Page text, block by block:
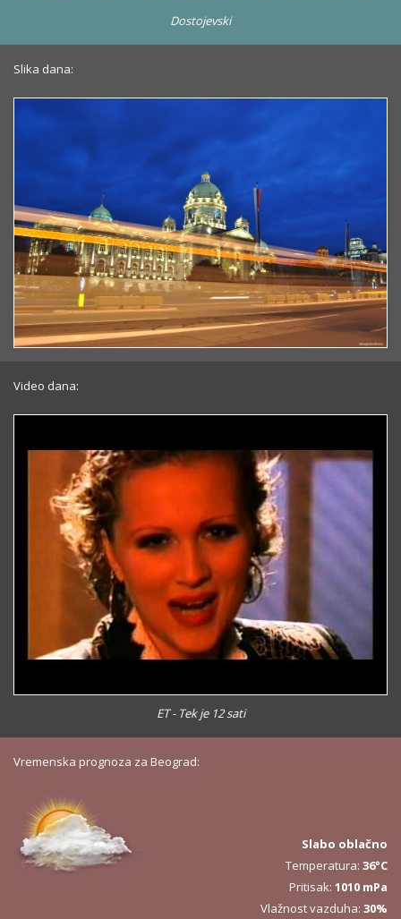
Dostojevski
Slika dana:
Video dana:
ET - Tek je 12 sati
Vremenska prognoza za Beograd:
Slabo oblačno
Temperatura: 36°C
Pritisak: 1010 mPa
Vlažnost vazduha: 30%